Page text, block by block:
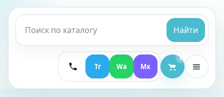
Найти
Тг Wa Mx
0